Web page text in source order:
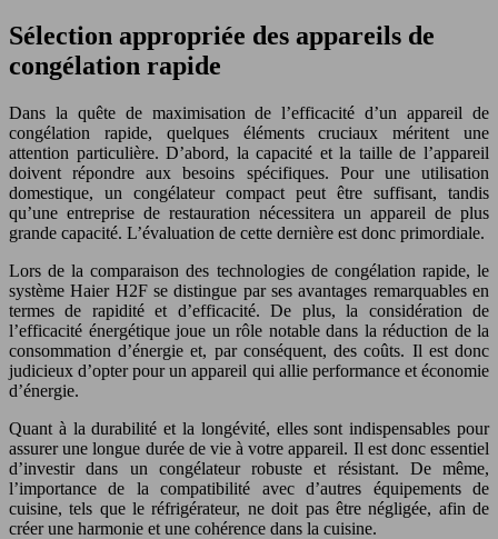
Sélection appropriée des appareils de
congélation rapide
Dans la quête de maximisation de l’efficacité d’un appareil de
congélation rapide, quelques éléments cruciaux méritent une
attention particulière. D’abord, la capacité et la taille de l’appareil
doivent répondre aux besoins spécifiques. Pour une utilisation
domestique, un congélateur compact peut être suffisant, tandis
qu’une entreprise de restauration nécessitera un appareil de plus
grande capacité. L’évaluation de cette dernière est donc primordiale.
Lors de la comparaison des technologies de congélation rapide, le
système Haier H2F se distingue par ses avantages remarquables en
termes de rapidité et d’efficacité. De plus, la considération de
l’efficacité énergétique joue un rôle notable dans la réduction de la
consommation d’énergie et, par conséquent, des coûts. Il est donc
judicieux d’opter pour un appareil qui allie performance et économie
d’énergie.
Quant à la durabilité et la longévité, elles sont indispensables pour
assurer une longue durée de vie à votre appareil. Il est donc essentiel
d’investir dans un congélateur robuste et résistant. De même,
l’importance de la compatibilité avec d’autres équipements de
cuisine, tels que le réfrigérateur, ne doit pas être négligée, afin de
créer une harmonie et une cohérence dans la cuisine.